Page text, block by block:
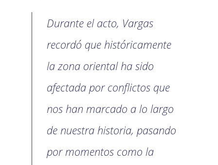
Durante el acto, Vargas
recordó que históricamente
la zona oriental ha sido
afectada por conflictos que
nos han marcado a lo largo
de nuestra historia, pasando
por momentos como la